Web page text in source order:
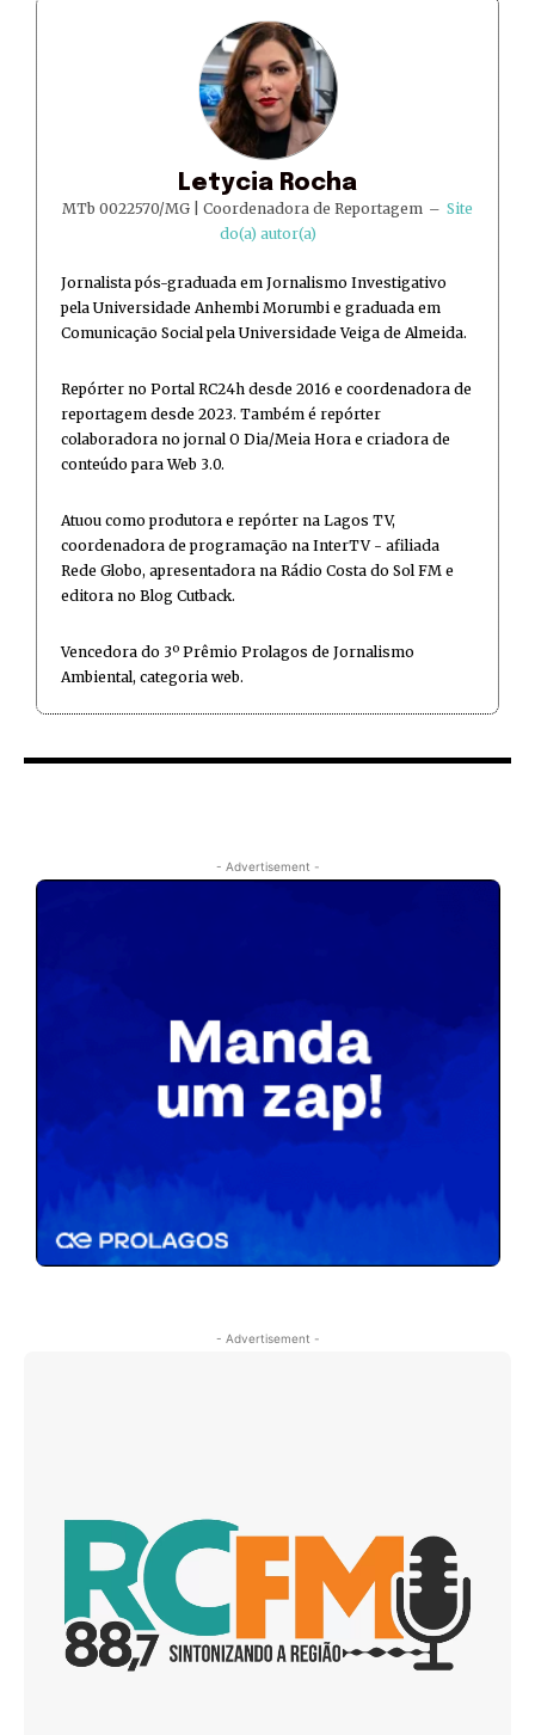
Letycia Rocha
MTb 0022570/MG | Coordenadora de Reportagem – Site
do(a) autor(a)
Jornalista pós-graduada em Jornalismo Investigativo
pela Universidade Anhembi Morumbi e graduada em
Comunicação Social pela Universidade Veiga de Almeida.
Repórter no Portal RC24h desde 2016 e coordenadora de
reportagem desde 2023. Também é repórter
colaboradora no jornal O Dia/Meia Hora e criadora de
conteúdo para Web 3.0.
Atuou como produtora e repórter na Lagos TV,
coordenadora de programação na InterTV - afiliada
Rede Globo, apresentadora na Rádio Costa do Sol FM e
editora no Blog Cutback.
Vencedora do 3º Prêmio Prolagos de Jornalismo
Ambiental, categoria web.
- Advertisement -
- Advertisement -